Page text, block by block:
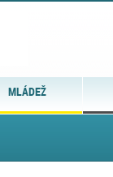
MLÁDEŽ